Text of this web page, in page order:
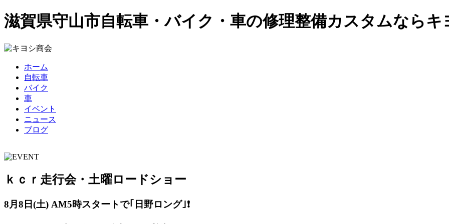
滋賀県守山市自転車・バイク・車の修理整備カスタムならキ
ホーム
自転車
バイク
車
イベント
ニュース
ブログ
ｋｃｒ走行会・土曜ロードショー
8月8日(土) AM5時スタートで｢日野ロング｣❗️